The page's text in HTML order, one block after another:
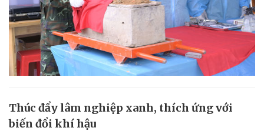
Thúc đẩy lâm nghiệp xanh, thích ứng với
biến đổi khí hậu